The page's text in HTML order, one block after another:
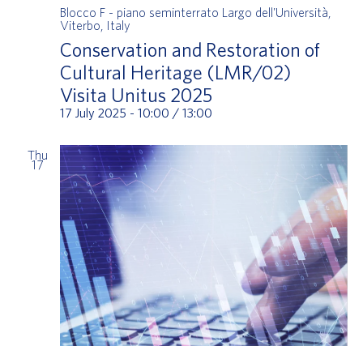
Conservation and Restoration of
Cultural Heritage (LMR/02)
Visita Unitus 2025
17 July 2025 - 10:00 / 13:00
Blocco F - piano seminterrato Largo dell'Università,
Viterbo, Italy
Thu
17